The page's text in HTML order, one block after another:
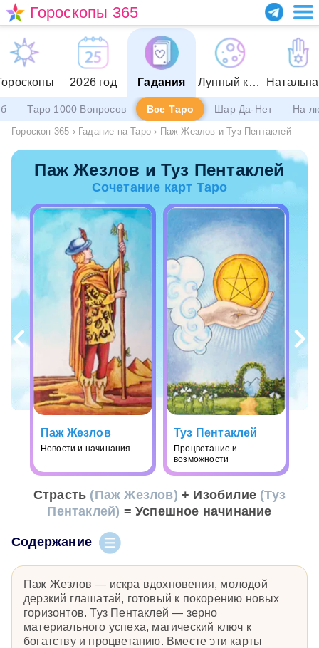
Гороскопы 365
2026 год Гадания Лунный календарь
Таро 1000 Вопросов Все Таро Шар Да-Нет На
Гороскоп 365 › Гадание на Таро › Паж Жезлов и Туз Пентаклей
Паж Жезлов и Туз Пентаклей
Сочетание карт Таро
Паж Жезлов
Новости и начинания
Туз Пентаклей
Процветание и
возможности
Страсть (Паж Жезлов) + Изобилие (Туз
Пентаклей) = Успешное начинание
Содержание
Паж Жезлов — искра вдохновения, молодой
дерзкий глашатай, готовый к покорению новых
горизонтов. Туз Пентаклей — зерно
материального успеха, магический ключ к
богатству и процветанию. Вместе эти карты